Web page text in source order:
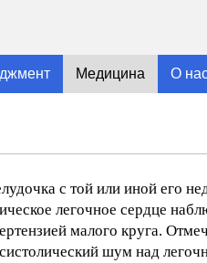
Медицина О
с той или иной его
легочное сердце
малого круга.
шум над